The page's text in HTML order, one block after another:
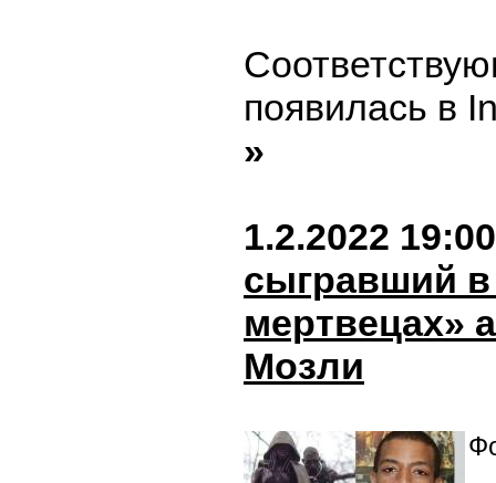
появилась в
»
1.2.2022 19:00
сыгравший
мертвецах»
Мозли